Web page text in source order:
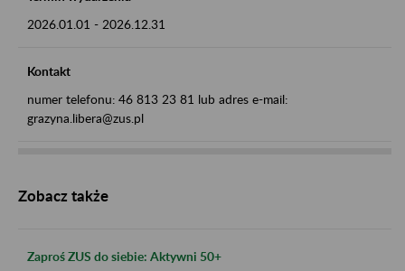
2026.01.01 - 2026.12.31
Kontakt
numer telefonu: 46 813 23 81 lub adres e-mail:
grazyna.libera@zus.pl
Zobacz także
Zaproś ZUS do siebie: Aktywni 50+